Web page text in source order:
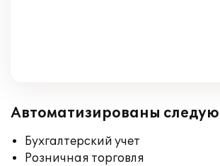
Автоматизированы
Бухгалтерский учет
Розничная торговля